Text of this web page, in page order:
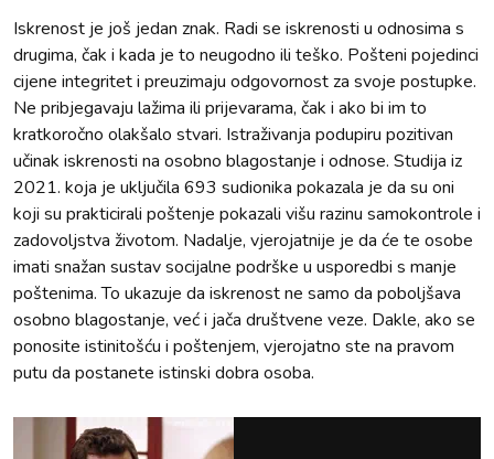
Iskrenost je još jedan znak. Radi se iskrenosti u odnosima s
drugima, čak i kada je to neugodno ili teško. Pošteni pojedinci
cijene integritet i preuzimaju odgovornost za svoje postupke.
Ne pribjegavaju lažima ili prijevarama, čak i ako bi im to
kratkoročno olakšalo stvari. Istraživanja podupiru pozitivan
učinak iskrenosti na osobno blagostanje i odnose. Studija iz
2021. koja je uključila 693 sudionika pokazala je da su oni
koji su prakticirali poštenje pokazali višu razinu samokontrole i
zadovoljstva životom. Nadalje, vjerojatnije je da će te osobe
imati snažan sustav socijalne podrške u usporedbi s manje
poštenima. To ukazuje da iskrenost ne samo da poboljšava
osobno blagostanje, već i jača društvene veze. Dakle, ako se
ponosite istinitošću i poštenjem, vjerojatno ste na pravom
putu da postanete istinski dobra osoba.